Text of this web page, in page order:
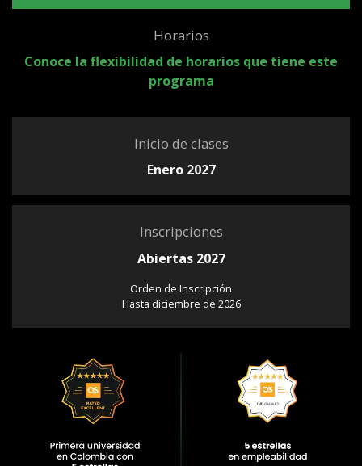
Horarios
Conoce la flexibilidad de horarios que tiene este
programa
Inicio de clases
Enero 2027
Inscripciones
Abiertas 2027
Orden de Inscripción
Hasta diciembre de 2026